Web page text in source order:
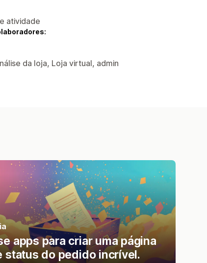
atividade
da loja, Loja virtual, admin
apps para criar uma página
status do pedido incrível.